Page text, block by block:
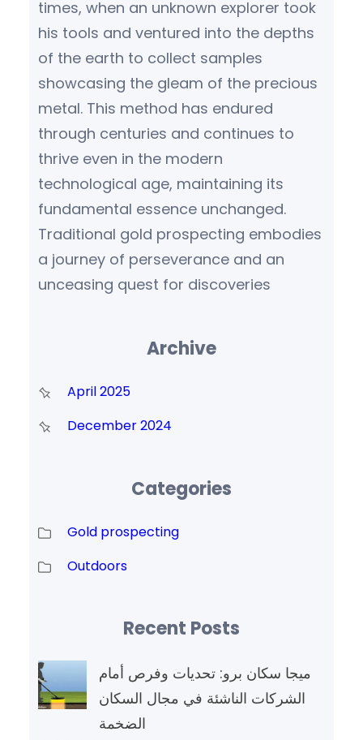
times, when an unknown explorer took
his tools and ventured into the depths
of the earth to collect samples
showcasing the gleam of the precious
metal. This method has endured
through centuries and continues to
thrive even in the modern
technological age, maintaining its
fundamental essence unchanged.
Traditional gold prospecting embodies
a journey of perseverance and an
unceasing quest for discoveries
Archive
April 2025
December 2024
Categories
Gold prospecting
Outdoors
Recent Posts
ميجا سكان برو: تحديات وفرص أمام
الشركات الناشئة في مجال السكان
الضخمة